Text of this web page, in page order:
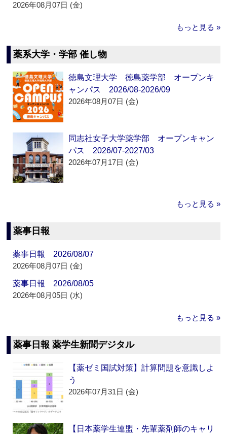
2026年08月07日 (金)
もっと見る »
薬系大学・学部 催し物
徳島文理大学 徳島薬学部 オープンキ
ャンパス 2026/08-2026/09
2026年08月07日 (金)
同志社女子大学薬学部 オープンキャン
パス 2026/07-2027/03
2026年07月17日 (金)
もっと見る »
薬事日報
薬事日報 2026/08/07
2026年08月07日 (金)
薬事日報 2026/08/05
2026年08月05日 (水)
もっと見る »
薬事日報 薬学生新聞デジタル
【薬ゼミ国試対策】計算問題を意識しよ
う
2026年07月31日 (金)
【日本薬学生連盟・先輩薬剤師のキャリ